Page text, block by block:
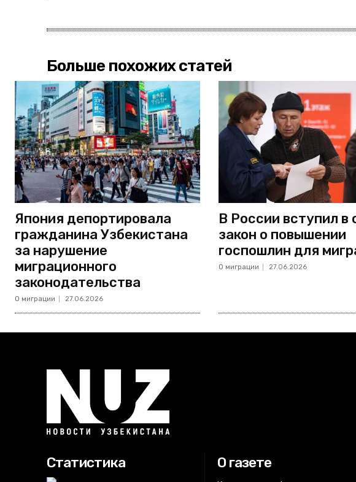
Больше похожих статей
Япония депортировала
гражданина Узбекистана
за нарушение
миграционного
законодательства
О миграции 27.06.2026
В России вступил в
закон о повышении
госпошлин для
О миграции 27.06.2026
Статистика О газете